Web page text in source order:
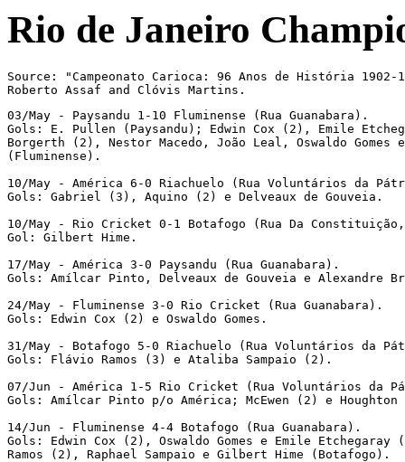
Rio de Janeiro
Source: "Campeonato Carioca: 96 Anos de História
Roberto Assaf and Clóvis Martins.
03/May - Paysandu 1-10 Fluminense (Rua Guanabara).
Gols: E. Pullen (Paysandu); Edwin Cox (2), Emile
Borgerth (2), Nestor Macedo, João Leal, Oswaldo Gomes
(Fluminense).
10/May - América 6-0 Riachuelo (Rua Voluntários da
Gols: Gabriel (3), Aquino (2) e Delveaux de Gouveia.
10/May - Rio Cricket 0-1 Botafogo (Rua Da
Gol: Gilbert Hime.
17/May - América 3-0 Paysandu (Rua Guanabara).
Gols: Amílcar Pinto, Delveaux de Gouveia e Alexandre
24/May - Fluminense 3-0 Rio Cricket (Rua Guanabara).
Gols: Edwin Cox (2) e Oswaldo Gomes.
31/May - Botafogo 5-0 Riachuelo (Rua Voluntários da
Gols: Flávio Ramos (3) e Ataliba Sampaio (2).
07/Jun - América 1-5 Rio Cricket (Rua Voluntários da
Gols: Amílcar Pinto p/o América; McEwen (2) e
14/Jun - Fluminense 4-4 Botafogo (Rua Guanabara).
Gols: Edwin Cox (2), Oswaldo Gomes e Emile
Ramos (2), Raphael Sampaio e Gilbert Hime (Botafogo).